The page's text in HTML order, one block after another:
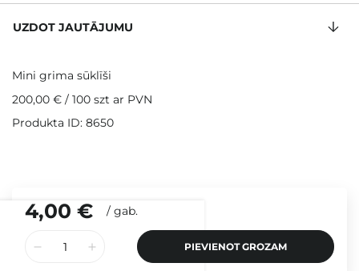
4,00 € / gab.
PIEVIENOT GROZAM
UZDOT JAUTĀJUMU
Mini grima sūklīši
200,00 € / 100 szt ar PVN
Produkta ID: 8650